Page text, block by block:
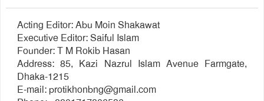
Acting Editor: Abu Moin Shakawat
Executive Editor: Saiful Islam
Founder: T M Rokib Hasan
Address: 85, Kazi Nazrul Islam Avenue Farmgate,
Dhaka-1215
E-mail:protikhonbng@gmail.com